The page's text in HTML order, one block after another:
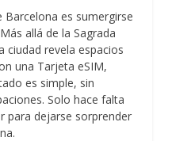
es sumergirse
allá de la Sagrada
ciudad revela espacios
una Tarjeta eSIM,
es simple, sin
Solo hace falta
para dejarse sorprender